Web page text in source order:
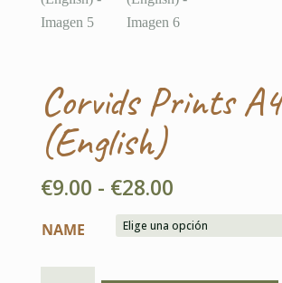
Corvids Prints A4
(English)
€9.00 - €28.00Rango
de
precios:
NAME
CORVIDS